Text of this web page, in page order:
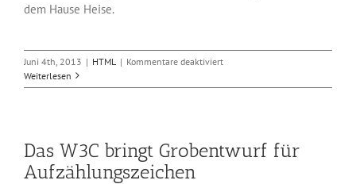
dem Hause Heise.
Juni 4th, 2013 | HTML | Kommentare deaktiviertfür
5.1-
W3C
vorgelegt
Weiterlesen
Das W3C bringt Grobentwurf für
Aufzählungszeichen